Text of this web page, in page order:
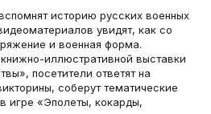
историю русских военных
увидят, как со
и военная форма.
иллюстративной выставки
посетители ответят на
соберут тематические
игре «Эполеты, кокарды,